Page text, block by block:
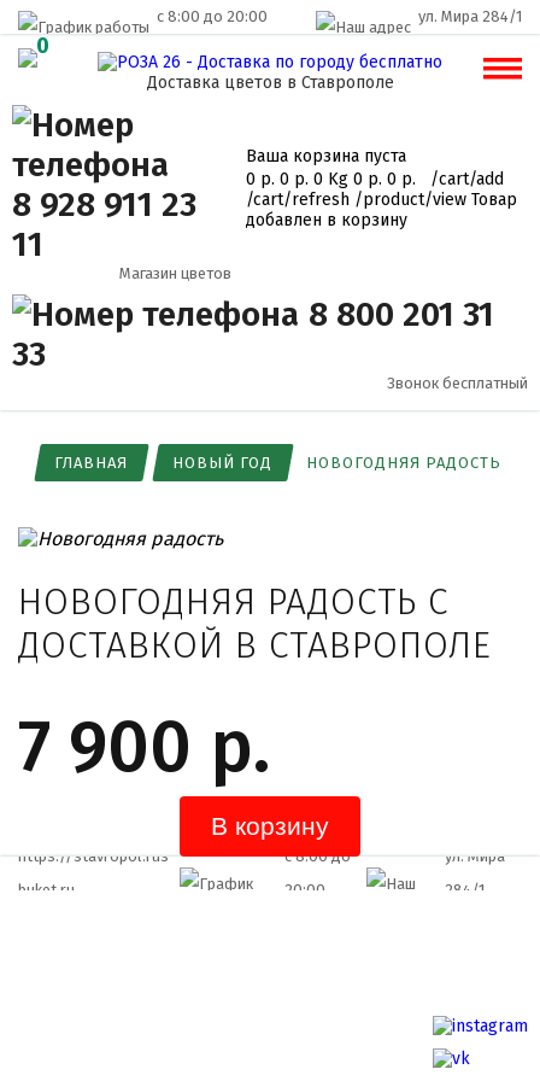
c 8:00 до 20:00 ул. Мира 284/1
8 800 201 31
33
Звонок бесплатный
Доставка цветов в Ставрополе
8 928 911 23
11
Магазин цветов
0
Ваша корзина пуста
0 р. 0 р. 0 Kg 0 р. 0 р.
/cart/add
/cart/refresh /product/view Товар
добавлен в корзину
ГЛАВНАЯ НОВЫЙ ГОД НОВОГОДНЯЯ РАДОСТЬ
НОВОГОДНЯЯ РАДОСТЬ С
ДОСТАВКОЙ В СТАВРОПОЛЕ
7 900 р.
https://stavropol.rus-
buket.ru
c 8:00 до
20:00
ул. Мира
284/1